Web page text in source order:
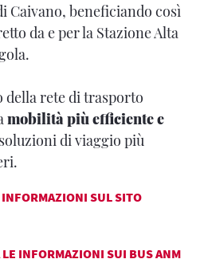
Caivano, beneficiando così
da e per la Stazione Alta
della rete di trasporto
mobilità più efficiente e
di viaggio più
INFORMAZIONI SUL SITO
LE INFORMAZIONI SUI BUS ANM